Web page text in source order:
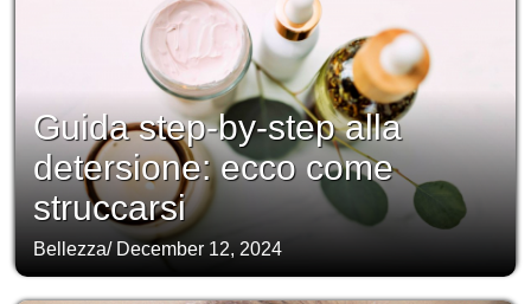
Guida step-by-step alla
detersione: ecco come
struccarsi
Bellezza/ December 12, 2024